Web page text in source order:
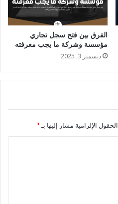
الفرق بين فتح سجل تجاري
مؤسسة وشركة ما يجب معرفته
ديسمبر 3, 2025
الحقول الإلزامية مشار إليها بـ*